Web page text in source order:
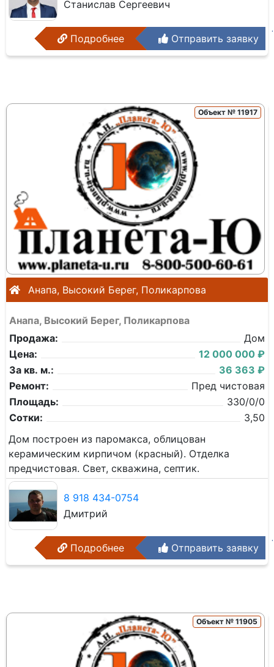
Станислав Сергеевич
Подробнее Отправить заявку
Объект № 11917
Анапа, Высокий Берег, Поликарпова
Анапа, Высокий Берег, Поликарпова
Продажа:
Дом
Цена:
12 000 000 ₽
За кв. м.:
36 363 ₽
Ремонт:
Пред чистовая
Площадь:
330/0/0
Сотки:
3,50
Дом построен из паромакса, облицован
керамическим кирпичом (красный). Отделка
предчистовая. Свет, скважина, септик.
8 918 434-0754
Дмитрий
Подробнее Отправить заявку
Объект № 11905